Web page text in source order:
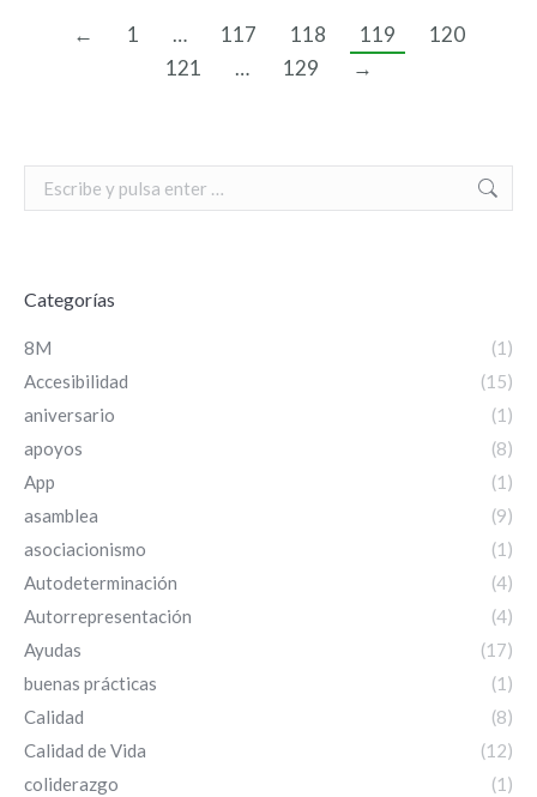
← 1 … 117 118 119
120
121
… 129 →
Search:
Categorías
8M
(1)
Accesibilidad
(15)
aniversario
(1)
apoyos
(8)
App
(1)
asamblea
(9)
asociacionismo
(1)
Autodeterminación
(4)
Autorrepresentación
(4)
Ayudas
(17)
buenas prácticas
(1)
Calidad
(8)
Calidad de Vida
(12)
coliderazgo
(1)